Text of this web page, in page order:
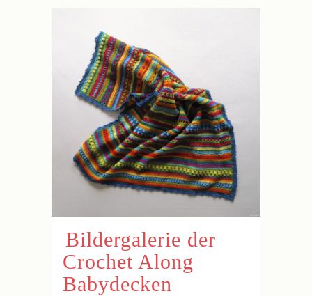
Bildergalerie der
Crochet Along
Babydecken